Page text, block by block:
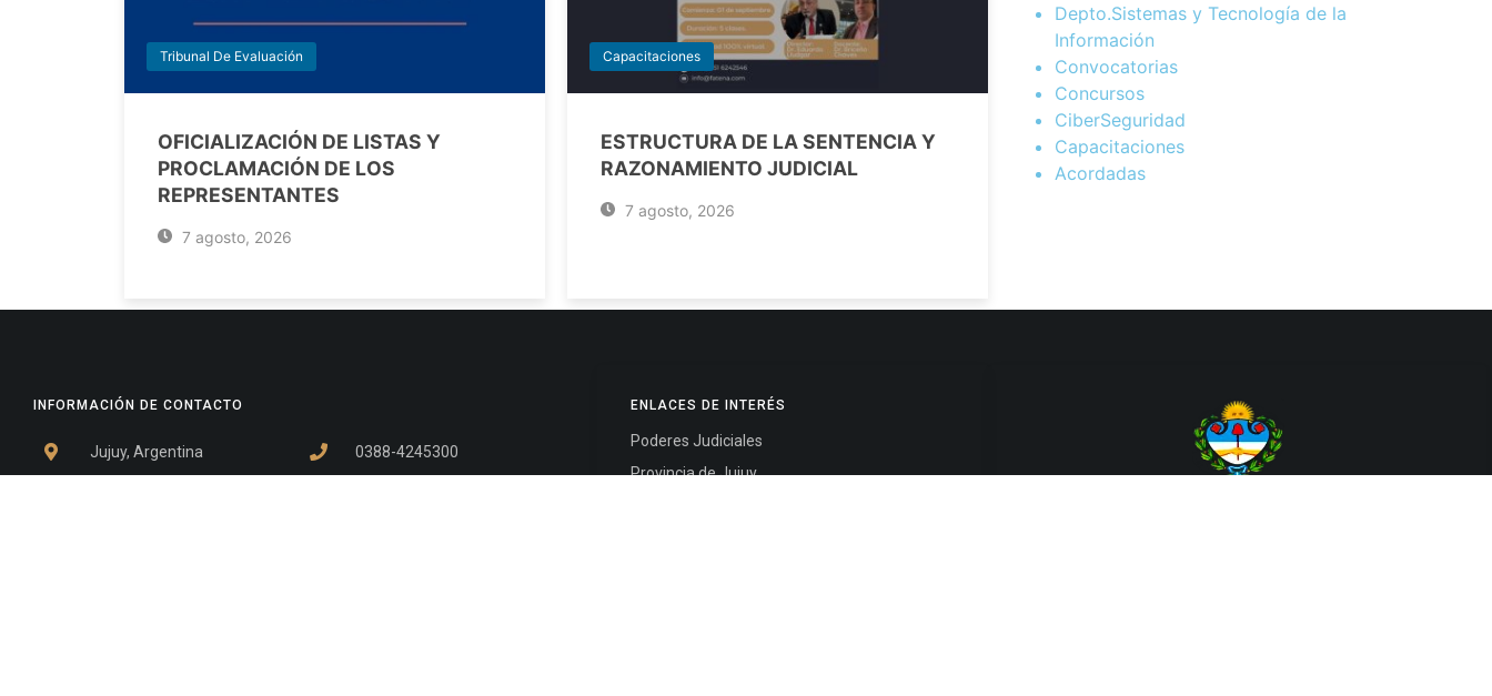
Tribunal De Evaluación
OFICIALIZACIÓN DE LISTAS Y
PROCLAMACIÓN DE LOS
REPRESENTANTES
7 agosto, 2026
Capacitaciones
ESTRUCTURA DE LA SENTENCIA Y
RAZONAMIENTO JUDICIAL
7 agosto, 2026
Depto.Sistemas y Tecnología de la
Información
Convocatorias
Concursos
CiberSeguridad
Capacitaciones
Acordadas
INFORMACIÓN DE CONTACTO
Jujuy, Argentina
0388-4245300
ENLACES DE INTERÉS
Poderes Judiciales
Provincia de Jujuy